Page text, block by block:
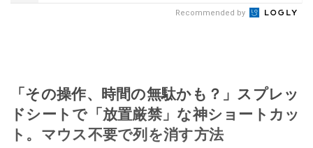
Recommended by
「その操作、時間の無駄かも？」スプレッ
ドシートで「放置厳禁」な神ショートカッ
ト。マウス不要で列を消す方法